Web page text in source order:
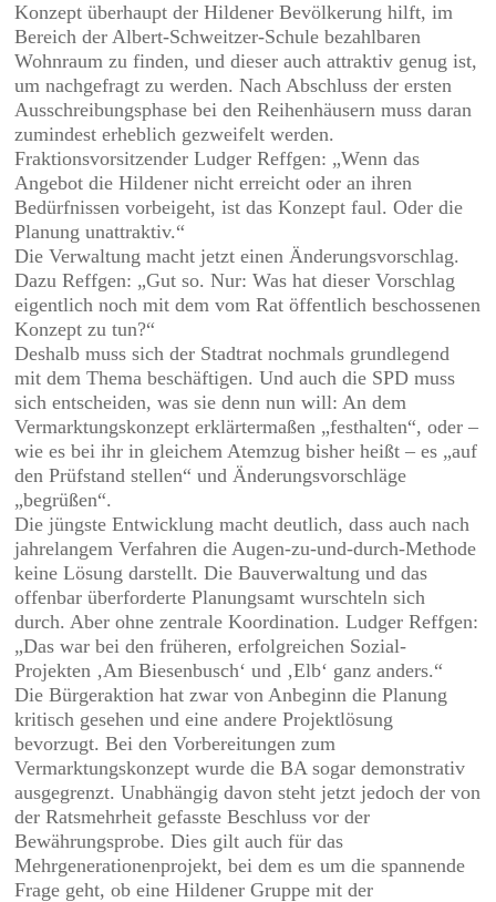
Konzept überhaupt der Hildener Bevölkerung hilft, im
Bereich der Albert-Schweitzer-Schule bezahlbaren
Wohnraum zu finden, und dieser auch attraktiv genug ist,
um nachgefragt zu werden. Nach Abschluss der ersten
Ausschreibungsphase bei den Reihenhäusern muss daran
zumindest erheblich gezweifelt werden.
Fraktionsvorsitzender Ludger Reffgen: „Wenn das
Angebot die Hildener nicht erreicht oder an ihren
Bedürfnissen vorbeigeht, ist das Konzept faul. Oder die
Planung unattraktiv.“
Die Verwaltung macht jetzt einen Änderungsvorschlag.
Dazu Reffgen: „Gut so. Nur: Was hat dieser Vorschlag
eigentlich noch mit dem vom Rat öffentlich beschossenen
Konzept zu tun?“
Deshalb muss sich der Stadtrat nochmals grundlegend
mit dem Thema beschäftigen. Und auch die SPD muss
sich entscheiden, was sie denn nun will: An dem
Vermarktungskonzept erklärtermaßen „festhalten“, oder –
wie es bei ihr in gleichem Atemzug bisher heißt – es „auf
den Prüfstand stellen“ und Änderungsvorschläge
„begrüßen“.
Die jüngste Entwicklung macht deutlich, dass auch nach
jahrelangem Verfahren die Augen-zu-und-durch-Methode
keine Lösung darstellt. Die Bauverwaltung und das
offenbar überforderte Planungsamt wurschteln sich
durch. Aber ohne zentrale Koordination. Ludger Reffgen:
„Das war bei den früheren, erfolgreichen Sozial-
Projekten ‚Am Biesenbusch‘ und ‚Elb‘ ganz anders.“
Die Bürgeraktion hat zwar von Anbeginn die Planung
kritisch gesehen und eine andere Projektlösung
bevorzugt. Bei den Vorbereitungen zum
Vermarktungskonzept wurde die BA sogar demonstrativ
ausgegrenzt. Unabhängig davon steht jetzt jedoch der von
der Ratsmehrheit gefasste Beschluss vor der
Bewährungsprobe. Dies gilt auch für das
Mehrgenerationenprojekt, bei dem es um die spannende
Frage geht, ob eine Hildener Gruppe mit der